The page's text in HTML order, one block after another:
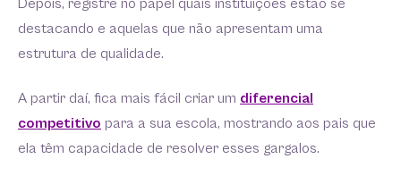
Depois, registre no papel quais instituições estão se
destacando e aquelas que não apresentam uma
estrutura de qualidade.
A partir daí, fica mais fácil criar um diferencial
competitivo para a sua escola, mostrando aos pais que
ela têm capacidade de resolver esses gargalos.